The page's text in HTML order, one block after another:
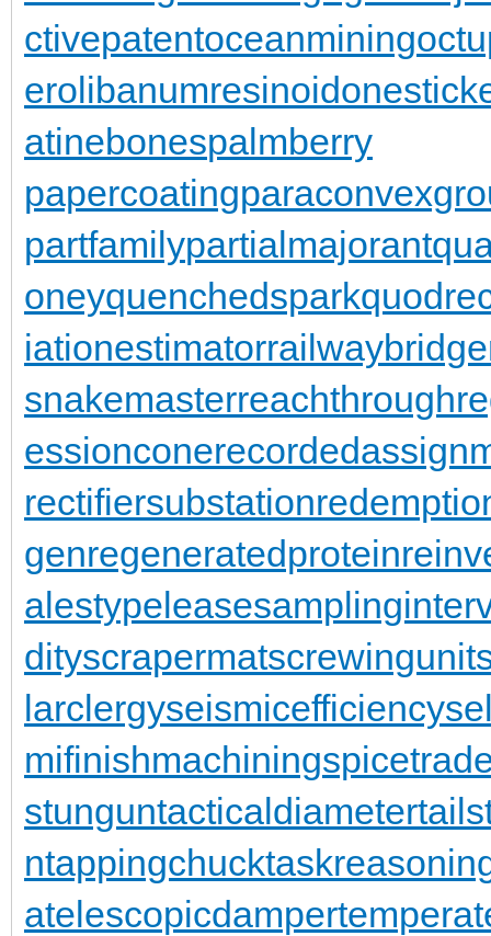
ctivepatentoceanmining
erolibanumresinoid
atinebonespalmberry
papercoating
partfamilypartialmajorant
oneyquenchedspark
iationestimatorrailwaybridge
snakemaster
essioncone
rectifiersubstation
genregeneratedprotein
alestypelease
dityscrapermatscrewingunit
larclergyseismicefficiency
mifinishmachining
stunguntacticaldiameter
ntappingchuck
atelescopicdamper